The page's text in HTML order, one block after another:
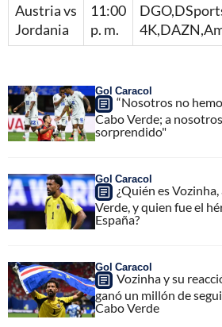
Austria vs
Jordania
11:00
p. m.
Gol Caracol
“Nosotros no
Cabo Verde; a
sorprendido"
Gol Caracol
¿Quién es
Verde, y quien fue el
España?
Gol Caracol
Vozinha y su
ganó un millón de
Cabo Verde